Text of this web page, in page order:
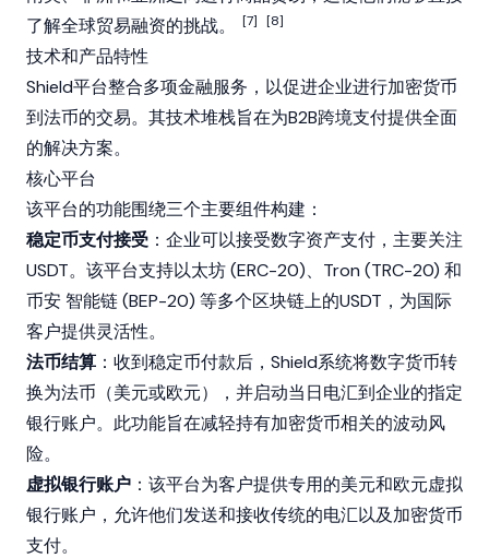
了解全球贸易融资的挑战。
[7] [8]
技术和产品特性
Shield平台整合多项金融服务，以促进企业进行加密货币
到法币的交易。其技术堆栈旨在为B2B跨境支付提供全面
的解决方案。
核心平台
该平台的功能围绕三个主要组件构建：
稳定币支付接受 ：企业可以接受数字资产支付，主要关注
USDT。该平台支持以太坊(ERC-20)、 Tron (TRC-20) 和
币安 智能链 (BEP-20) 等多个区块链上的USDT，为国际
客户提供灵活性。
法币结算 ：收到稳定币付款后，Shield系统将数字货币转
换为法币（美元或欧元），并启动当日电汇到企业的指定
银行账户。此功能旨在减轻持有加密货币相关的波动风
险。
虚拟银行账户 ：该平台为客户提供专用的美元和欧元虚拟
银行账户，允许他们发送和接收传统的电汇以及加密货币
支付。